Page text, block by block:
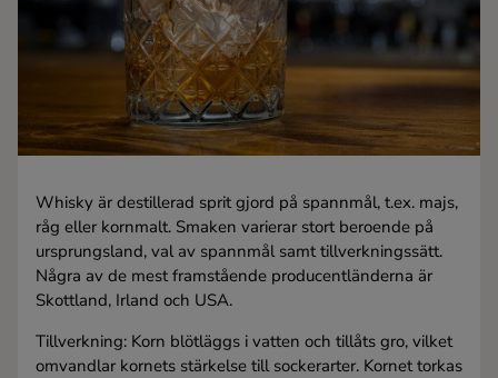
Likör
Shots
Tequila
Vodka
Whisky
Whisky är destillerad sprit gjord på spannmål, t.ex. majs,
råg eller kornmalt. Smaken varierar stort beroende på
ursprungsland, val av spannmål samt tillverkningssätt.
Några av de mest framstående producentländerna är
Skottland, Irland och USA.
Tillverkning: Korn blötläggs i vatten och tillåts gro, vilket
omvandlar kornets stärkelse till sockerarter. Kornet torkas